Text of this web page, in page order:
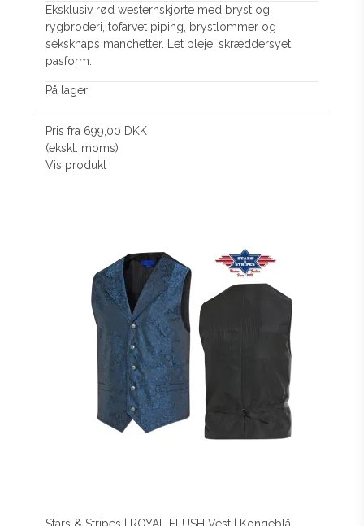
Eksklusiv rød westernskjorte med bryst og
rygbroderi, tofarvet piping, brystlommer og
seksknaps manchetter. Let pleje, skræddersyet
pasform.
På lager
Pris fra 699,00 DKK
(ekskl. moms)
Vis produkt
Stars & Stripes | ROYAL FLUSH Vest | Kongeblå